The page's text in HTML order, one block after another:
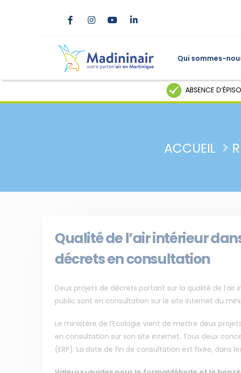
Qui sommes-
ABSENCE
ACCUEIL
Qualité de l’air intérieur
décrets en consultation
Deux projets de décrets portant sur la qualité de
public sont en consultation sur le site internet du
Le ministère de l’Ecologie vient de mettre deux
en consultation sur son site internet. Tous deux
(ERP). La date de fin de consultation est fixée, dans